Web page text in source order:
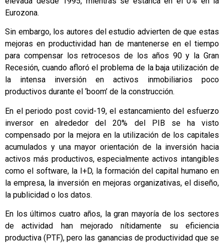
Eurozona.
Sin embargo, los autores del estudio advierten de que estas
mejoras en productividad han de mantenerse en el tiempo
para compensar los retrocesos de los años 90 y la Gran
Recesión, cuando afloró el problema de la baja utilización de
la intensa inversión en activos inmobiliarios poco
productivos durante el ‘boom’ de la construcción.
En el periodo post covid-19, el estancamiento del esfuerzo
inversor en alrededor del 20% del PIB se ha visto
compensado por la mejora en la utilización de los capitales
acumulados y una mayor orientación de la inversión hacia
activos más productivos, especialmente activos intangibles
como el software, la I+D, la formación del capital humano en
la empresa, la inversión en mejoras organizativas, el diseño,
la publicidad o los datos.
En los últimos cuatro años, la gran mayoría de los sectores
de actividad han mejorado nítidamente su eficiencia
productiva (PTF), pero las ganancias de productividad que se